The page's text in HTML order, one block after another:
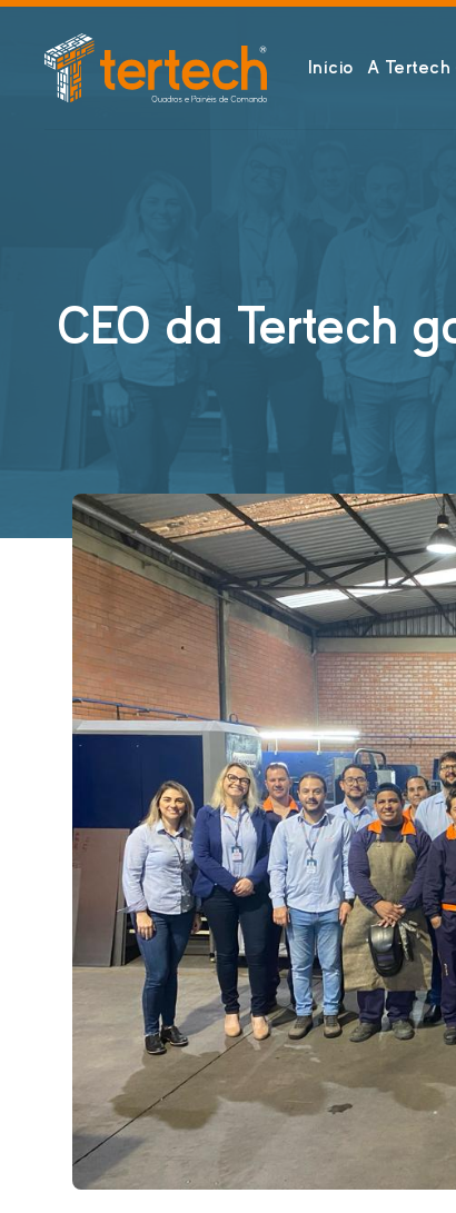
Início A Tertech
CEO da Tertech